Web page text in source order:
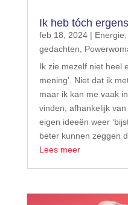
Ik heb tóch
feb 18, 2024| Energie
gedachten
Ik zie mezelf niet heel
mening’. Niet dat ik
maar ik kan me vaak
vinden, afhankelijk
eigen ideeën weer
beter kunnen zeggen
Lees meer